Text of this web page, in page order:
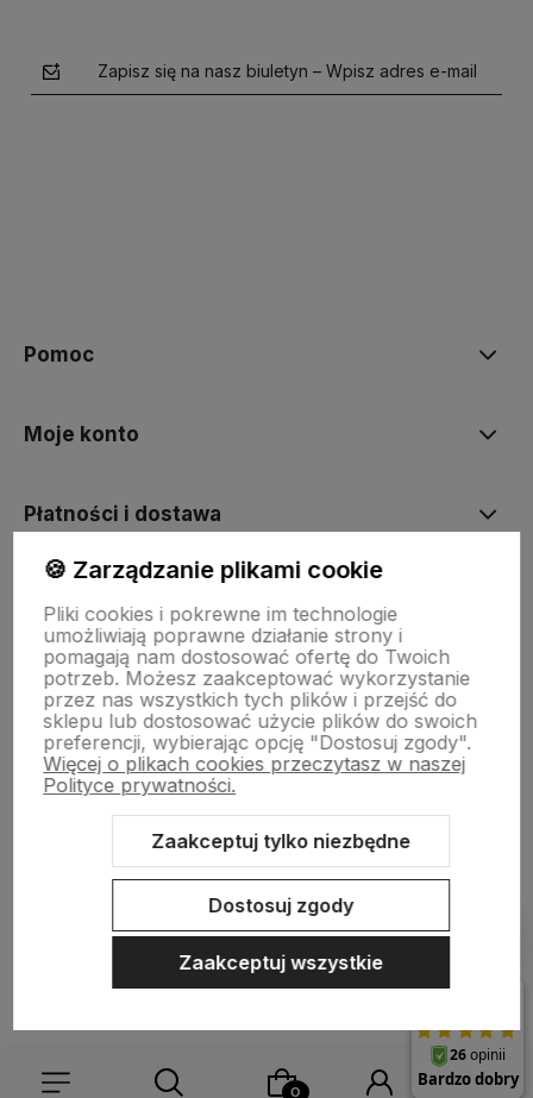
Zapisz się na nasz biuletyn – Wpisz adres e-mail
Pomoc
Moje konto
Płatności i dostawa
O nas
Sklep internetowy Shoper.pl Szablon Shoper Modern 3.0™
🍪 Zarządzanie plikami cookie
Pliki cookies i pokrewne im technologie
umożliwiają poprawne działanie strony i
pomagają nam dostosować ofertę do Twoich
potrzeb. Możesz zaakceptować wykorzystanie
przez nas wszystkich tych plików i przejść do
sklepu lub dostosować użycie plików do swoich
preferencji, wybierając opcję "Dostosuj zgody".
Więcej o plikach cookies przeczytasz w naszej
Polityce prywatności.
Zaakceptuj tylko niezbędne
Dostosuj zgody
Zaakceptuj wszystkie